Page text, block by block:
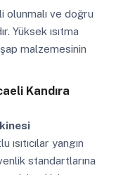
olunmalı ve doğru
Yüksek ısıtma
malzemesinin
Kandıra
yangın
standartlarına